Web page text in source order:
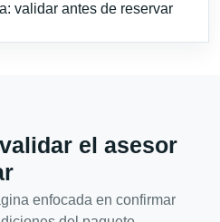
validar antes de reservar
el asesor
enfocada en confirmar